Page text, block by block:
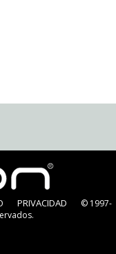
PRIVACIDAD
© 1997-